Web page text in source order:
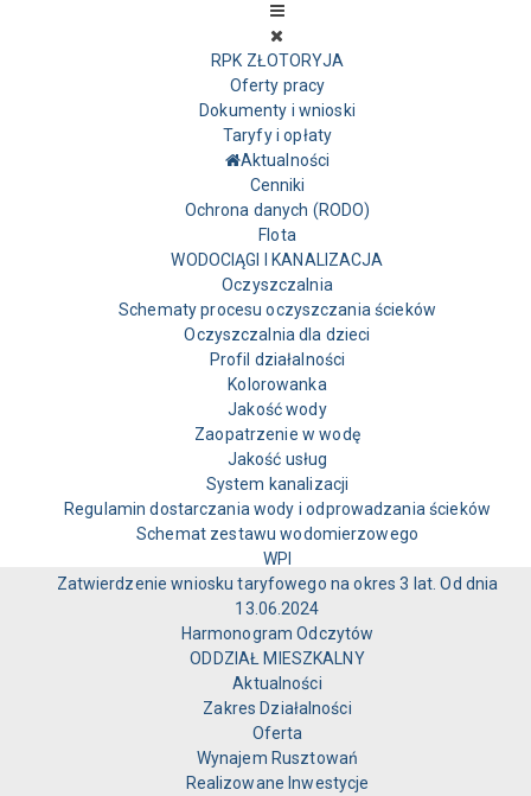
RPK ZŁOTORYJA
Oferty pracy
Dokumenty i wnioski
Taryfy i opłaty
Aktualności
Cenniki
Ochrona danych (RODO)
Flota
WODOCIĄGI I KANALIZACJA
Oczyszczalnia
Schematy procesu oczyszczania ścieków
Oczyszczalnia dla dzieci
Profil działalności
Kolorowanka
Jakość wody
Zaopatrzenie w wodę
Jakość usług
System kanalizacji
Regulamin dostarczania wody i odprowadzania ścieków
Schemat zestawu wodomierzowego
WPI
Zatwierdzenie wniosku taryfowego na okres 3 lat. Od dnia
13.06.2024
Harmonogram Odczytów
ODDZIAŁ MIESZKALNY
Aktualności
Zakres Działalności
Oferta
Wynajem Rusztowań
Realizowane Inwestycje